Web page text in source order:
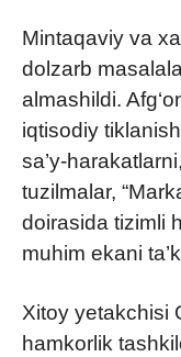
Mintaqaviy va
dolzarb
almashildi.
iqtisodiy
sa’y-
tuzilmalar,
doirasida tizimli
muhim ekani
Xitoy yetakchisi
hamkorlik